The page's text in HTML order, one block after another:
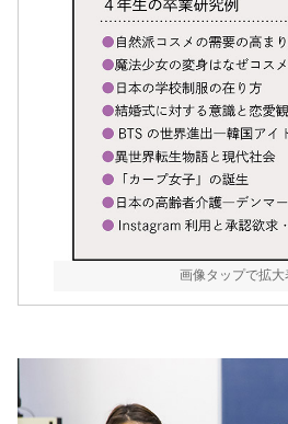
画像タップで拡大